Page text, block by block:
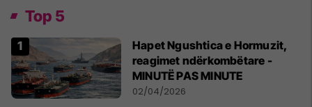
Top 5
Hapet Ngushtica e Hormuzit,
reagimet ndërkombëtare -
MINUTË PAS MINUTE
02/04/2026